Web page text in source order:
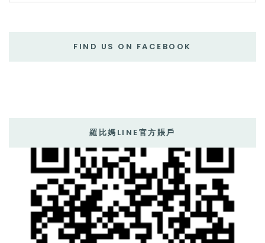
FIND US ON FACEBOOK
羅比媽LINE官方賬戶